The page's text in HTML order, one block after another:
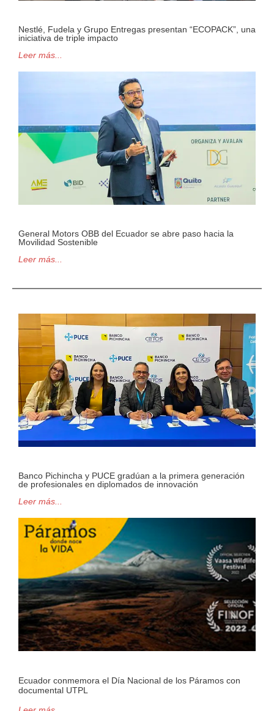
Nestlé, Fudela y Grupo Entregas presentan “ECOPACK”, una
iniciativa de triple impacto
Leer más...
General Motors OBB del Ecuador se abre paso hacia la
Movilidad Sostenible
Leer más...
Banco Pichincha y PUCE gradúan a la primera generación
de profesionales en diplomados de innovación
Leer más...
Ecuador conmemora el Día Nacional de los Páramos con
documental UTPL